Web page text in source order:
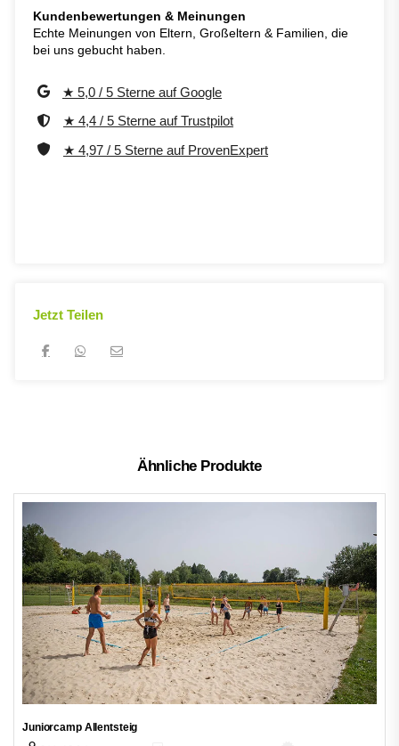
Kundenbewertungen & Meinungen
Echte Meinungen von Eltern, Großeltern & Familien, die
bei uns gebucht haben.
★ 5,0 / 5 Sterne auf Google
★ 4,4 / 5 Sterne auf Trustpilot
★ 4,97 / 5 Sterne auf ProvenExpert
Jetzt Teilen
Ähnliche Produkte
Juniorcamp Allentsteig